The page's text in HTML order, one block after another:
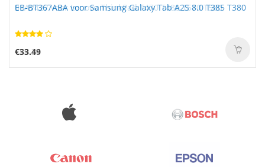
EB-BT367ABA voor Samsung Galaxy Tab A2S 8.0 T385 T380
€33.49